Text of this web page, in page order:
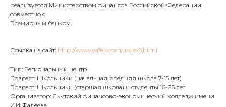
реализуется Министерством финансов Российской Федерации
совместно с
Всемирным банком.
Ссылка на сайт: http://www.yafek.com/index3.html
Тип: Региональный центр
Возраст: Школьники (начальная, средняя школа 7-15 лет)
Возраст: Школьники (старшая школа) и студенты 16-25 лет
Организатор: Якутский финансово-экономический колледж имени
И.И Фадеева